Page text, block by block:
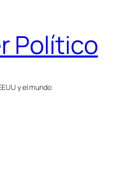
Político
y el mundo